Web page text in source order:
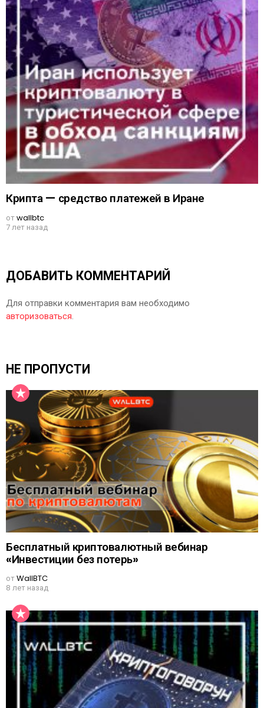
Крипта — средство платежей в Иране
отwallbtc
7 лет назад
ДОБАВИТЬ КОММЕНТАРИЙ
Для отправки комментария вам необходимо
авторизоваться.
НЕ ПРОПУСТИ
Бесплатный криптовалютный вебинар
«Инвестиции без потерь»
отWallBTC
8 лет назад